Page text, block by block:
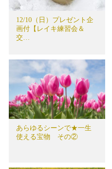
12/10（日）プレゼント企
画付【レイキ練習会＆
交…
あらゆるシーンで★一生
使える宝物 その②